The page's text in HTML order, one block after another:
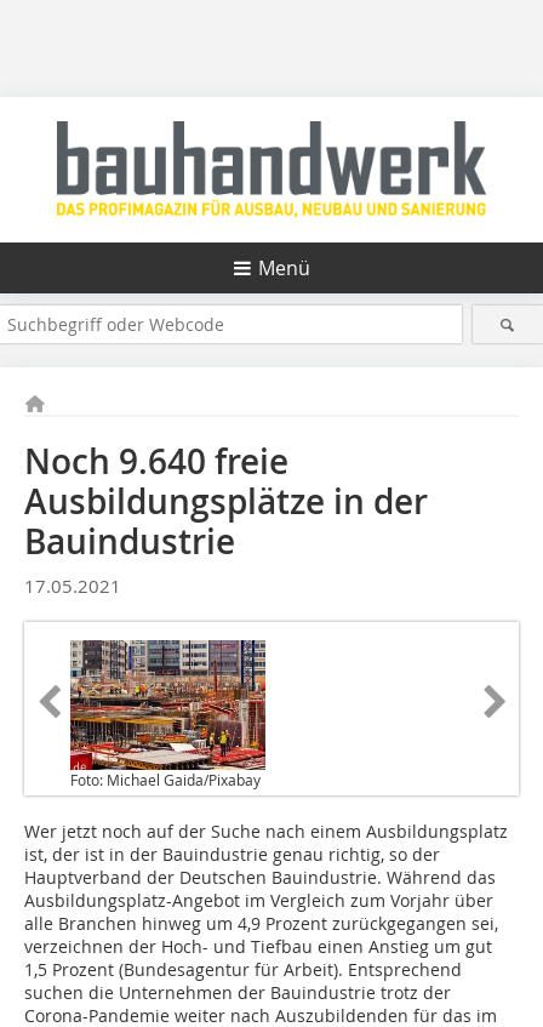
Menü
Noch 9.640 freie
Ausbildungsplätze in der
Bauindustrie
17.05.2021
Foto: Michael Gaida/Pixabay
Wer jetzt noch auf der Suche nach einem Ausbildungsplatz
ist, der ist in der Bauindustrie genau richtig, so der
Hauptverband der Deutschen Bauindustrie. Während das
Ausbildungsplatz-Angebot im Vergleich zum Vorjahr über
alle Branchen hinweg um 4,9 Prozent zurückgegangen sei,
verzeichnen der Hoch- und Tiefbau einen Anstieg um gut
1,5 Prozent (Bundesagentur für Arbeit). Entsprechend
suchen die Unternehmen der Bauindustrie trotz der
Corona-Pandemie weiter nach Auszubildenden für das im